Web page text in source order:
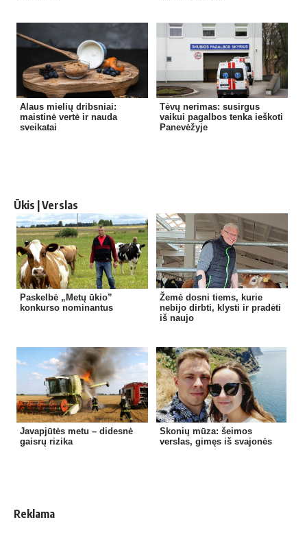
Alaus mielių dribsniai:
maistinė vertė ir nauda
sveikatai
Tėvų nerimas: susirgus
vaikui pagalbos tenka ieškoti
Panevėžyje
Ūkis | Verslas
Paskelbė „Metų ūkio”
konkurso nominantus
Žemė dosni tiems, kurie
nebijo dirbti, klysti ir pradėti
iš naujo
Javapjūtės metu – didesnė
gaisrų rizika
Skonių mūza: šeimos
verslas, gimęs iš svajonės
Reklama